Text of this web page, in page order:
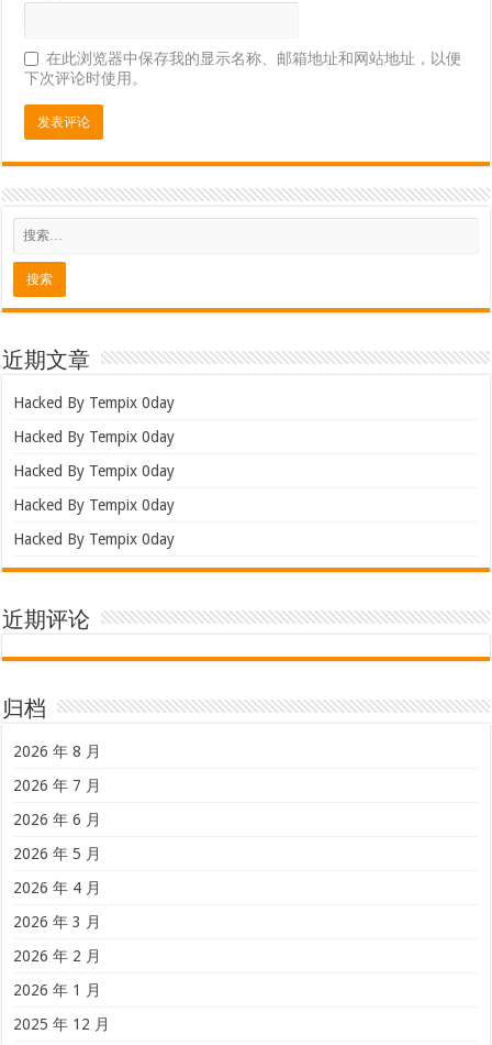
在此浏览器中保存我的显示名称、邮箱地址和网站地址，以便
下次评论时使用。
近期文章
Hacked By Tempix 0day
Hacked By Tempix 0day
Hacked By Tempix 0day
Hacked By Tempix 0day
Hacked By Tempix 0day
近期评论
归档
2026 年 8 月
2026 年 7 月
2026 年 6 月
2026 年 5 月
2026 年 4 月
2026 年 3 月
2026 年 2 月
2026 年 1 月
2025 年 12 月